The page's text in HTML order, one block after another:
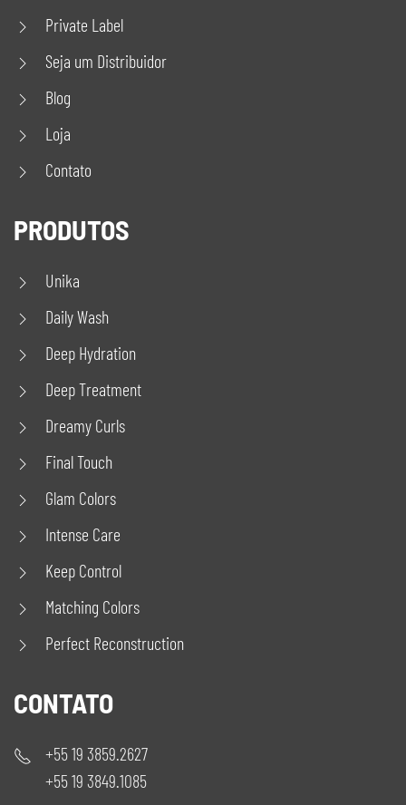
Private Label
Seja um Distribuidor
Blog
Loja
Contato
PRODUTOS
Unika
Daily Wash
Deep Hydration
Deep Treatment
Dreamy Curls
Final Touch
Glam Colors
Intense Care
Keep Control
Matching Colors
Perfect Reconstruction
CONTATO
+55 19 3859.2627
+55 19 3849.1085